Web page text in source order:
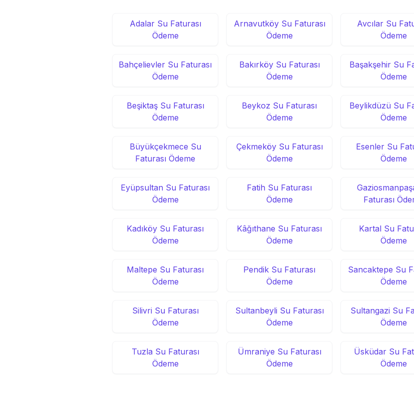
Adalar Su Faturası
Ödeme
Arnavutköy Su Faturası
Ödeme
Avcılar Su
Ödeme
Bahçelievler Su Faturası
Ödeme
Bakırköy Su Faturası
Ödeme
Başakşehir Su
Ödeme
Beşiktaş Su Faturası
Ödeme
Beykoz Su Faturası
Ödeme
Beylikdüzü Su
Ödeme
Büyükçekmece Su
Faturası Ödeme
Çekmeköy Su Faturası
Ödeme
Esenler Su
Ödeme
Eyüpsultan Su Faturası
Ödeme
Fatih Su Faturası
Ödeme
Faturası
Kadıköy Su Faturası
Ödeme
Kâğıthane Su Faturası
Ödeme
Kartal Su
Ödeme
Maltepe Su Faturası
Ödeme
Pendik Su Faturası
Ödeme
Sancaktepe Su
Ödeme
Silivri Su Faturası
Ödeme
Sultanbeyli Su Faturası
Ödeme
Sultangazi Su
Ödeme
Tuzla Su Faturası
Ödeme
Ümraniye Su Faturası
Ödeme
Üsküdar Su
Ödeme